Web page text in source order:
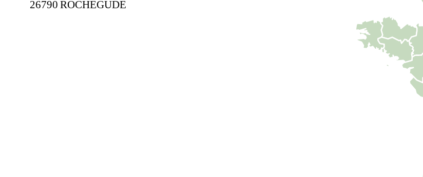
26790 ROCHEGUDE